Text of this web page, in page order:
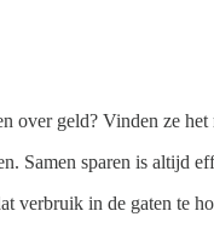
over geld? Vinden ze
Samen sparen is altijd
verbruik in de gaten te